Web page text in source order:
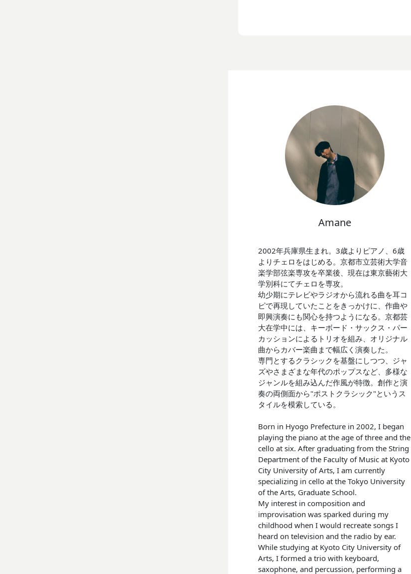
Amane
2002年兵庫県生まれ。3歳よりピアノ、6歳
よりチェロをはじめる。京都市立芸術大学音
楽学部弦楽専攻を卒業後、現在は東京藝術大
学別科にてチェロを専攻。
幼少期にテレビやラジオから流れる曲を耳コ
ピで再現していたことをきっかけに、作曲や
即興演奏にも関心を持つようになる。京都芸
大在学中には、キーボード・サックス・パー
カッションによるトリオを組み、オリジナル
曲からカバー楽曲まで幅広く演奏した。
専門とするクラシックを基盤にしつつ、ジャ
ズやさまざまな年代のポップスなど、多様な
ジャンルを組み込んだ作風が特徴。創作と演
奏の両側面から"ポストクラシック"というス
タイルを模索している。
Born in Hyogo Prefecture in 2002, I began
playing the piano at the age of three and the
cello at six. After graduating from the String
Department of the Faculty of Music at Kyoto
City University of Arts, I am currently
specializing in cello at the Tokyo University
of the Arts, Graduate School.
My interest in composition and
improvisation was sparked during my
childhood when I would recreate songs I
heard on television and the radio by ear.
While studying at Kyoto City University of
Arts, I formed a trio with keyboard,
saxophone, and percussion, performing a